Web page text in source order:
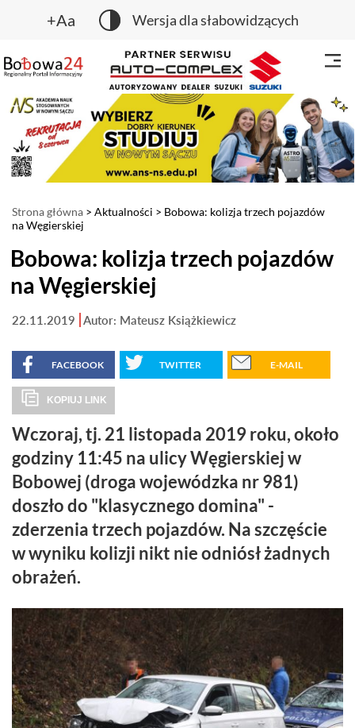
+Aa Wersja dla słabowidzących
Strona główna > Aktualności > Bobowa: kolizja trzech pojazdów
na Węgierskiej
Bobowa: kolizja trzech pojazdów
na Węgierskiej
22.11.2019 Autor: Mateusz Książkiewicz
FACEBOOK TWITTER E-MAIL
KOPIUJ LINK
Wczoraj, tj. 21 listopada 2019 roku, około
godziny 11:45 na ulicy Węgierskiej w
Bobowej (droga wojewódzka nr 981)
doszło do "klasycznego domina" -
zderzenia trzech pojazdów. Na szczęście
w wyniku kolizji nikt nie odniósł żadnych
obrażeń.